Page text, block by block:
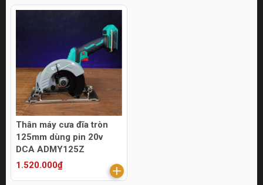
Thân máy cưa đĩa tròn
125mm dùng pin 20v
DCA ADMY125Z
1.520.000₫